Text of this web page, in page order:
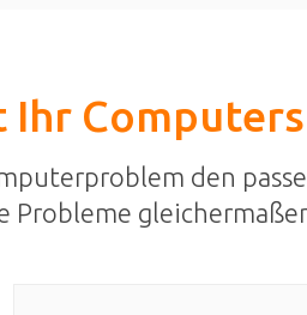
Ihr
den
Probleme